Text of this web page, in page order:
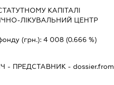
КАПІТАЛІ
ЛІКУВАЛЬНИЙ ЦЕНТР
(грн.):4 008 (0.666 %)
- ПРЕДСТАВНИК - dossier.from